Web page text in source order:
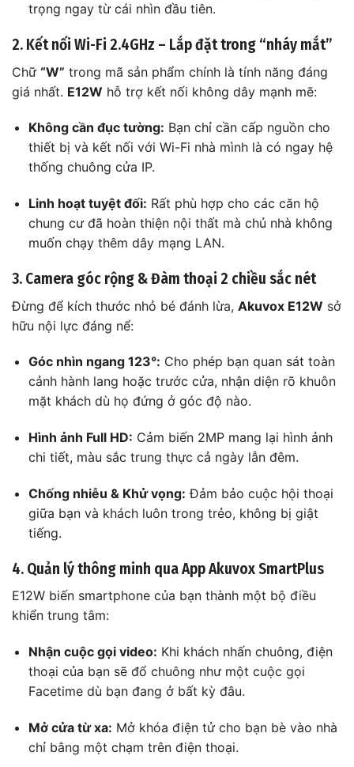
trọng ngay từ cái nhìn đầu tiên.
2. Kết nối Wi-Fi 2.4GHz – Lắp đặt trong “nháy mắt”
Chữ “W” trong mã sản phẩm chính là tính năng đáng
giá nhất. E12W hỗ trợ kết nối không dây mạnh mẽ:
Không cần đục tường: Bạn chỉ cần cấp nguồn cho
thiết bị và kết nối với Wi-Fi nhà mình là có ngay hệ
thống chuông cửa IP.
Linh hoạt tuyệt đối: Rất phù hợp cho các căn hộ
chung cư đã hoàn thiện nội thất mà chủ nhà không
muốn chạy thêm dây mạng LAN.
3. Camera góc rộng & Đàm thoại 2 chiều sắc nét
Đừng để kích thước nhỏ bé đánh lừa, Akuvox E12W sở
hữu nội lực đáng nể:
Góc nhìn ngang 123°: Cho phép bạn quan sát toàn
cảnh hành lang hoặc trước cửa, nhận diện rõ khuôn
mặt khách dù họ đứng ở góc độ nào.
Hình ảnh Full HD: Cảm biến 2MP mang lại hình ảnh
chi tiết, màu sắc trung thực cả ngày lẫn đêm.
Chống nhiễu & Khử vọng: Đảm bảo cuộc hội thoại
giữa bạn và khách luôn trong trẻo, không bị giật
tiếng.
4. Quản lý thông minh qua App Akuvox SmartPlus
E12W biến smartphone của bạn thành một bộ điều
khiển trung tâm:
Nhận cuộc gọi video: Khi khách nhấn chuông, điện
thoại của bạn sẽ đổ chuông như một cuộc gọi
Facetime dù bạn đang ở bất kỳ đâu.
Mở cửa từ xa: Mở khóa điện tử cho bạn bè vào nhà
chỉ bằng một chạm trên điện thoại.